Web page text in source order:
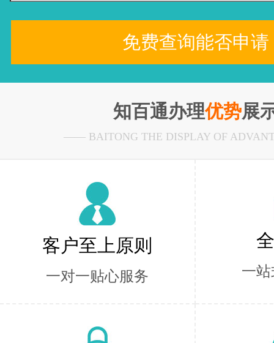
免费查询能否申请
知百通办理优势展
—— BAITONG THE DISPLAY OF
客户至上原则
一对一贴心服务 一